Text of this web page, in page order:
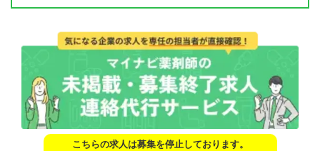
こちらの求人は募集を停止しております。